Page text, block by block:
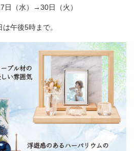
日（水）→30日（火）
は午後5時まで。